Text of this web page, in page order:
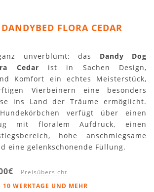
FLORA CEDAR
unverblümt: das Dandy Dog
Cedar ist in Sachen Design,
Komfort ein echtes Meisterstück,
Vierbeinern eine besonders
ins Land der Träume ermöglicht.
verfügt über einen
mit floralem Aufdruck, einen
hohe anschmiegsame
eine gelenkschonende Füllung.
Preisübersicht
10 WERKTAGE UND MEHR